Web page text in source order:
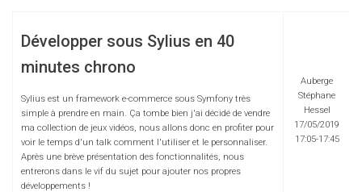
Développer sous Sylius en 40
minutes chrono
Sylius est un framework e-commerce sous Symfony très
simple à prendre en main. Ça tombe bien j'ai décidé de vendre
ma collection de jeux vidéos, nous allons donc en profiter pour
voir le temps d'un talk comment l'utiliser et le personnaliser.
Après une brève présentation des fonctionnalités, nous
entrerons dans le vif du sujet pour ajouter nos propres
développements !
Auberge
Stéphane
Hessel
17/05/2019
17:05-17:45